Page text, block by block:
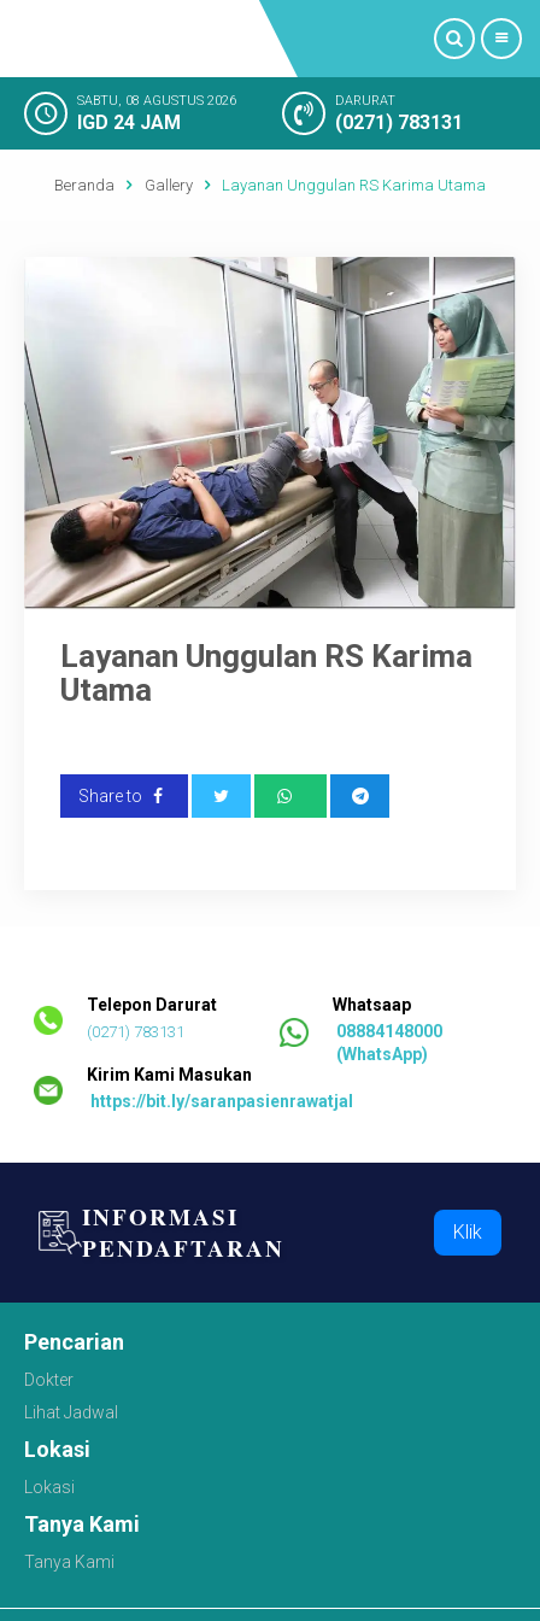
PROFIL
FASILITAS RUMAH SAKIT
KAMAR RAWAT INAP
KEGIATAN RUMAH SAKIT
KESAN PELANGGAN
SOSIAL MEDIA
TANYA KAMI
SARAN
SABTU, 08 AGUSTUS 2026
IGD 24 JAM
DARURAT
(0271) 783131
Beranda Gallery Layanan Unggulan RS Karima Utama
Layanan Unggulan RS Karima
Utama
Share to
Telepon Darurat
(0271) 783131
Whatsaap
08884148000
(WhatsApp)
Kirim Kami Masukan
https://bit.ly/saranpasienrawatjalan
INFORMASI
PENDAFTARAN
Klik
Pencarian
Dokter
Lihat Jadwal
Lokasi
Lokasi
Tanya Kami
Tanya Kami